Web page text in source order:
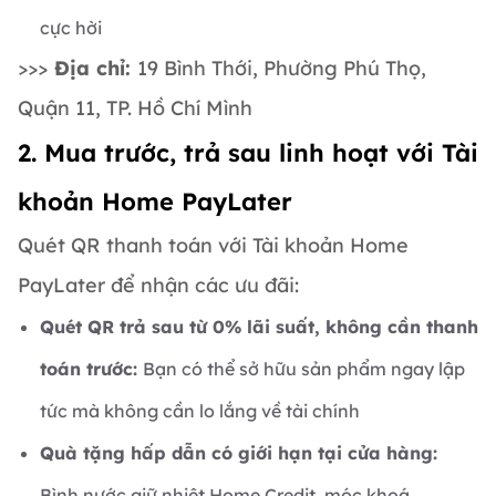
cực hời
>>> Địa chỉ: 19 Bình Thới, Phường Phú Thọ,
Quận 11, TP. Hồ Chí Mình
2. Mua trước, trả sau linh hoạt với Tài
khoản Home PayLater
Quét QR thanh toán với Tài khoản Home
PayLater để nhận các ưu đãi:
Quét QR trả sau từ 0% lãi suất, không cần thanh
toán trước: Bạn có thể sở hữu sản phẩm ngay lập
tức mà không cần lo lắng về tài chính
Quà tặng hấp dẫn có giới hạn tại cửa hàng: